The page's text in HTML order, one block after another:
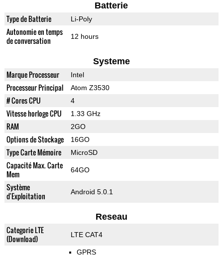
Batterie
Type de Batterie Li-Poly
Autonomie en temps
de conversation
12 hours
Systeme
Marque Processeur Intel
Processeur Principal Atom Z3530
# Cores CPU 4
Vitesse horloge CPU 1.33 GHz
RAM 2GO
Options de Stockage 16GO
Type Carte Mémoire MicroSD
Capacité Max. Carte
Mem
64GO
Système
d'Exploitation
Android 5.0.1
Reseau
Categorie LTE
(Download)
LTE CAT4
GPRS